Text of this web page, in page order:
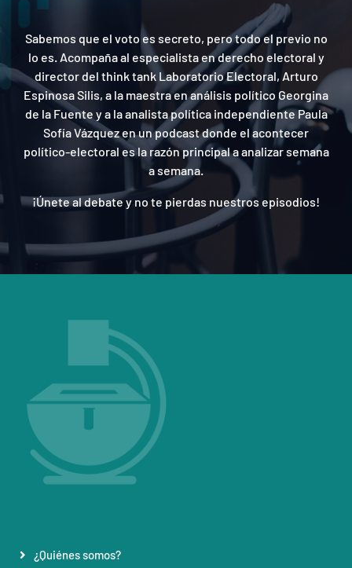
Sabemos que el voto es secreto, pero todo el previo no
lo es. Acompaña al especialista en derecho electoral y
director del think tank Laboratorio Electoral, Arturo
Espinosa Silis, a la maestra en análisis político Georgina
de la Fuente y a la analista política independiente Paula
Sofía Vázquez en un podcast donde el acontecer
político-electoral es la razón principal a analizar semana
a semana.
¡Únete al debate y no te pierdas nuestros episodios!
¿Quiénes somos?